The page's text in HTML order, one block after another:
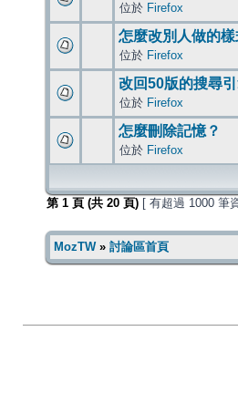
位於 Firefox
怎麼改別人做的樣
位於 Firefox
改回50版的搜尋
位於 Firefox
怎麼刪除記憶？
位於 Firefox
第 1 頁 (共 20 頁) [ 有超過 1000 筆
MozTW» 討論區首頁